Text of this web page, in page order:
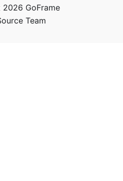
GoFrame
Team